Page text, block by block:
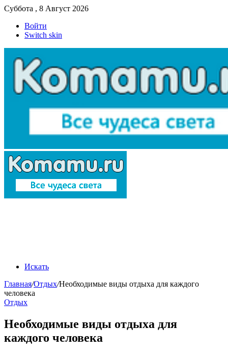
Суббота , 8 Август 2026
Войти
Switch skin
Искать
Главная/Отдых/Необходимые виды отдыха для каждого
человека
Отдых
Необходимые виды отдыха для
каждого человека